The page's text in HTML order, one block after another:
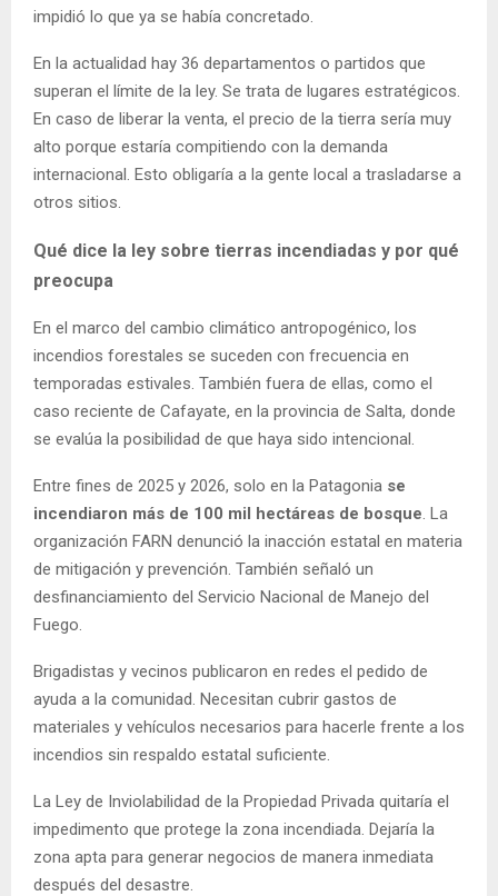
impidió lo que ya se había concretado.
En la actualidad hay 36 departamentos o partidos que
superan el límite de la ley. Se trata de lugares estratégicos.
En caso de liberar la venta, el precio de la tierra sería muy
alto porque estaría compitiendo con la demanda
internacional. Esto obligaría a la gente local a trasladarse a
otros sitios.
Qué dice la ley sobre tierras incendiadas y por qué
preocupa
En el marco del cambio climático antropogénico, los
incendios forestales se suceden con frecuencia en
temporadas estivales. También fuera de ellas, como el
caso reciente de Cafayate, en la provincia de Salta, donde
se evalúa la posibilidad de que haya sido intencional.
Entre fines de 2025 y 2026, solo en la Patagonia se
incendiaron más de 100 mil hectáreas de bosque. La
organización FARN denunció la inacción estatal en materia
de mitigación y prevención. También señaló un
desfinanciamiento del Servicio Nacional de Manejo del
Fuego.
Brigadistas y vecinos publicaron en redes el pedido de
ayuda a la comunidad. Necesitan cubrir gastos de
materiales y vehículos necesarios para hacerle frente a los
incendios sin respaldo estatal suficiente.
La Ley de Inviolabilidad de la Propiedad Privada quitaría el
impedimento que protege la zona incendiada. Dejaría la
zona apta para generar negocios de manera inmediata
después del desastre.